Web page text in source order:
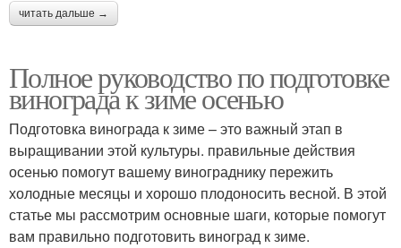
читать дальше →
Полное руководство по подготовке
винограда к зиме осенью
Подготовка винограда к зиме – это важный этап в
выращивании этой культуры. правильные действия
осенью помогут вашему винограднику пережить
холодные месяцы и хорошо плодоносить весной. В этой
статье мы рассмотрим основные шаги, которые помогут
вам правильно подготовить виноград к зиме.